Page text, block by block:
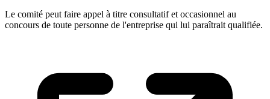
Le comité peut faire appel à titre consultatif et occasionnel au
concours de toute personne de l'entreprise qui lui paraîtrait qualifiée.